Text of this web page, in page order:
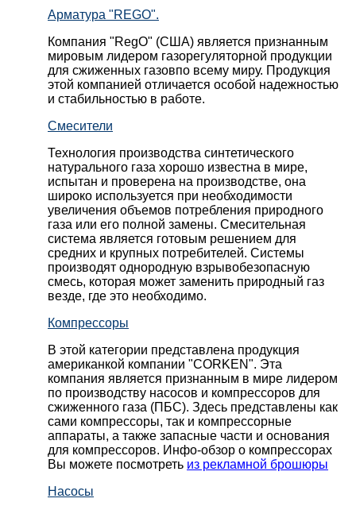
Арматура "REGO".
Компания "RegO" (США) является признанным
мировым лидером газорегуляторной продукции
для сжиженных газовпо всему миру. Продукция
этой компанией отличается особой надежностью
и стабильностью в работе.
Смесители
Технология производства синтетического
натурального газа хорошо известна в мире,
испытан и проверена на производстве, она
широко используется при необходимости
увеличения объемов потребления природного
газа или его полной замены. Смесительная
система является готовым решением для
средних и крупных потребителей. Системы
производят однородную взрывобезопасную
смесь, которая может заменить природный газ
везде, где это необходимо.
Компрессоры
В этой категории представлена продукция
американкой компании "CORKEN". Эта
компания является признанным в мире лидером
по производству насосов и компрессоров для
сжиженного газа (ПБС). Здесь представлены как
сами компрессоры, так и компрессорные
аппараты, а также запасные части и основания
для компрессоров. Инфо-обзор о компрессорах
Вы можете посмотреть из рекламной брошюры
Насосы